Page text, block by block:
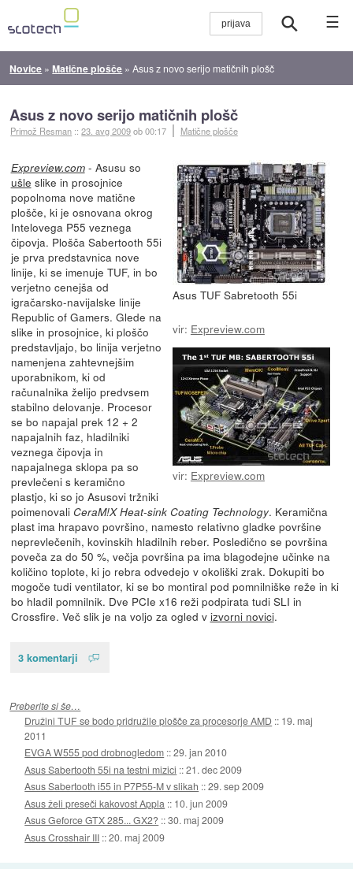
☰
Novice »Matične plošče »Asus z novo serijo matičnih plošč
Asus z novo serijo matičnih plošč
Primož Resman ::23. avg 2009ob 00:17 Matične plošče
Asus TUF Sabretooth 55i
vir: Expreview.com
vir: Expreview.com
Expreview.com- Asusu so
ušle slike in prosojnice
popolnoma nove matične
plošče, ki je osnovana okrog
Intelovega P55 veznega
čipovja. Plošča Sabertooth 55i
je prva predstavnica nove
linije, ki se imenuje TUF, in bo
verjetno cenejša od
igračarsko-navijalske linije
Republic of Gamers. Glede na
slike in prosojnice, ki ploščo
predstavljajo, bo linija verjetno
namenjena zahtevnejšim
uporabnikom, ki od
računalnika želijo predvsem
stabilno delovanje. Procesor
se bo napajal prek 12 + 2
napajalnih faz, hladilniki
veznega čipovja in
napajalnega sklopa pa so
prevlečeni s keramično
plastjo, ki so jo Asusovi tržniki
poimenovali CeraM!X Heat-sink Coating Technology. Keramična
plast ima hrapavo površino, namesto relativno gladke površine
neprevlečenih, kovinskih hladilnih reber. Posledično se površina
poveča za do 50 %, večja površina pa ima blagodejne učinke na
količino toplote, ki jo rebra odvedejo v okoliški zrak. Dokupiti bo
mogoče tudi ventilator, ki se bo montiral pod pomnilniške reže in ki
bo hladil pomnilnik. Dve PCIe x16 reži podpirata tudi SLI in
Crossfire. Več slik je na voljo za ogled v izvorni novici.
3 komentarji
Preberite si še…
Družini TUF se bodo pridružile plošče za procesorje AMD :: 19. maj
2011
EVGA W555 pod drobnogledom ::29. jan 2010
Asus Sabertooth 55i na testni mizici ::21. dec 2009
Asus Sabertooth i55 in P7P55-M v slikah ::29. sep 2009
Asus želi preseči kakovost Appla :: 10. jun 2009
Asus Geforce GTX 285... GX2? ::30. maj 2009
Asus Crosshair III ::20. maj 2009